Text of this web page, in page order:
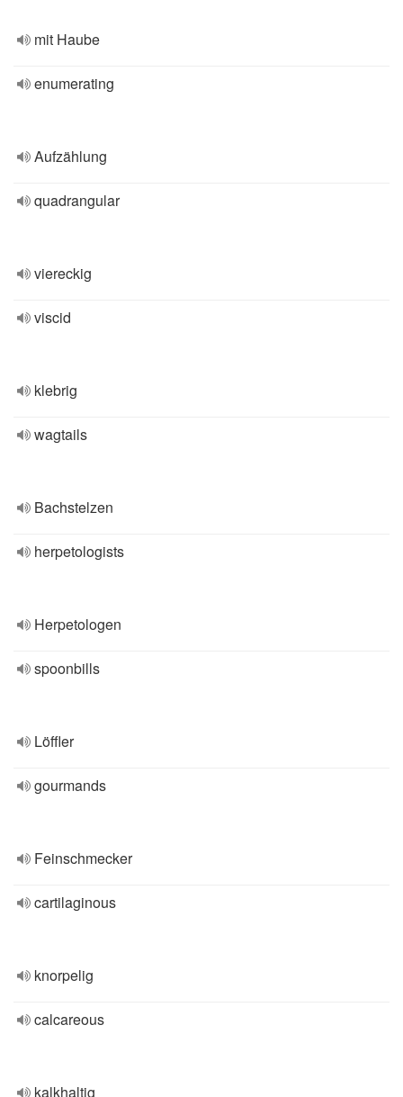
mit Haube
enumerating
Aufzählung
quadrangular
viereckig
viscid
klebrig
wagtails
Bachstelzen
herpetologists
Herpetologen
spoonbills
Löffler
gourmands
Feinschmecker
cartilaginous
knorpelig
calcareous
kalkhaltig